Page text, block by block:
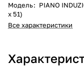
Модель: PIANO
х 51)
Все характеристики